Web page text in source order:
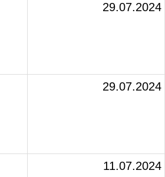
29.07.2024
29.07.2024
11.07.2024